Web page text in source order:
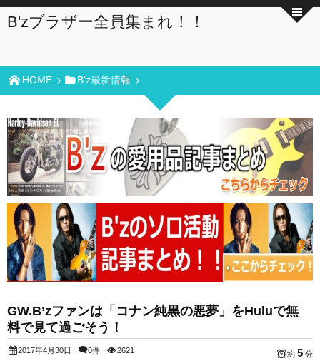
B'zブラザー全員集まれ！！
HOME B'z最新情報
GW.B’zファンは「コナン純黒の悪夢」をHuluで無
料で見て過ごそう！
2017年4月30日 0件 2621 約 5 分